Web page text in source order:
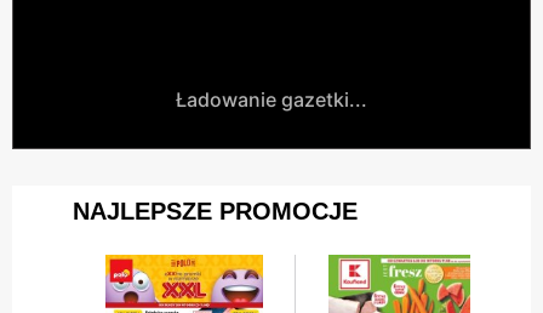
Ładowanie gazetki...